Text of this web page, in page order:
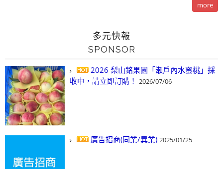
more
多元快報
SPONSOR
2026 梨山銘果園「瀨戶內水蜜桃」採
收中，請立即訂購！ 2026/07/06
廣告招商(同業/異業) 2025/01/25